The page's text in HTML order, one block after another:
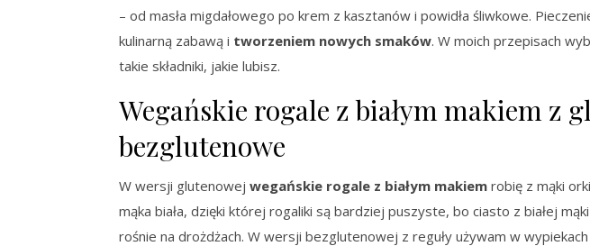
– od masła migdałowego po krem z kasztanów i powidła śliwkowe.
kulinarną zabawą i tworzeniem nowych smaków. W moich przepisach
takie składniki, jakie lubisz.
Wegańskie rogale z białym makiem z
bezglutenowe
W wersji glutenowej wegańskie rogale z białym makiem robię z mąki
mąka biała, dzięki której rogaliki są bardziej puszyste, bo ciasto z białej
rośnie na drożdżach. W wersji bezglutenowej z reguły używam w